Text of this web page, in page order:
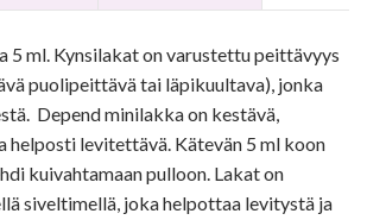
5 ml. Kynsilakat on varustettu peittävyys
puolipeittävä tai läpikuultava), jonka
Depend minilakka on kestävä,
helposti levitettävä. Kätevän 5 ml koon
kuivahtamaan pulloon. Lakat on
siveltimellä, joka helpottaa levitystä ja